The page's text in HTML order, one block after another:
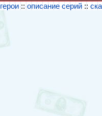
герои::описание серий::